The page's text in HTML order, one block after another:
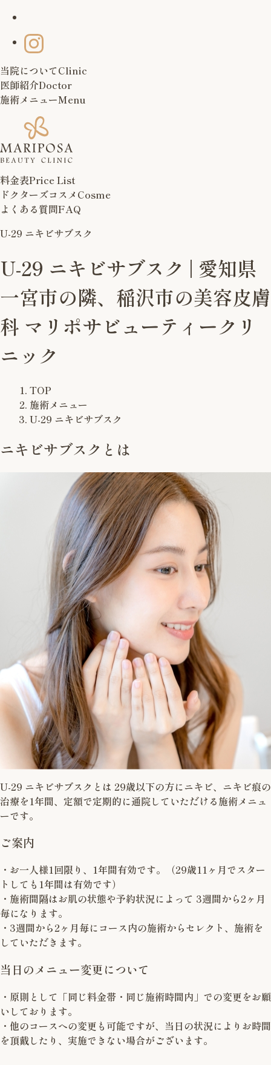
当院についてClinic
医師紹介Doctor
施術メニューMenu
料金表Price List
ドクターズコスメ Cosme
よくある質問FAQ
U-29 ニキビサブスク
U-29 ニキビサブスク | 愛知県
一宮市の隣、稲沢市の美容皮膚
科 マリポサビューティークリ
ニック
TOP
施術メニュー
U-29 ニキビサブスク
ニキビサブスクとは
U-29 ニキビサブスクとは 29歳以下の方にニキビ、ニキビ痕の
治療を1年間、定額で定期的に通院していただける施術メニュ
ーです。
ご案内
・お一人様1回限り、1年間有効です。（29歳11ヶ月でスター
トしても1年間は有効です）
・施術間隔はお肌の状態や予約状況によって 3週間から2ヶ月
毎になります。
・3週間から2ヶ月毎にコース内の施術からセレクト、施術を
していただきます。
当日のメニュー変更について
・原則として「同じ料金帯・同じ施術時間内」での変更をお願
いしております。
・他のコースへの変更も可能ですが、当日の状況によりお時間
を頂戴したり、実施できない場合がございます。